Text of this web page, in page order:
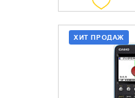
ХИТ ПРОДАЖ